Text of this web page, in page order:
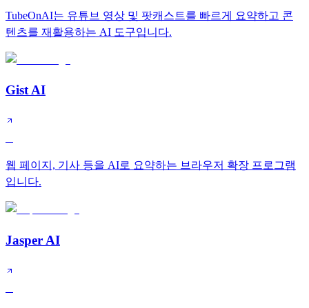
TubeOnAI는 유튜브 영상 및 팟캐스트를 빠르게 요약하고 콘
텐츠를 재활용하는 AI 도구입니다.
Gist AI
웹 페이지, 기사 등을 AI로 요약하는 브라우저 확장 프로그램
입니다.
Jasper AI